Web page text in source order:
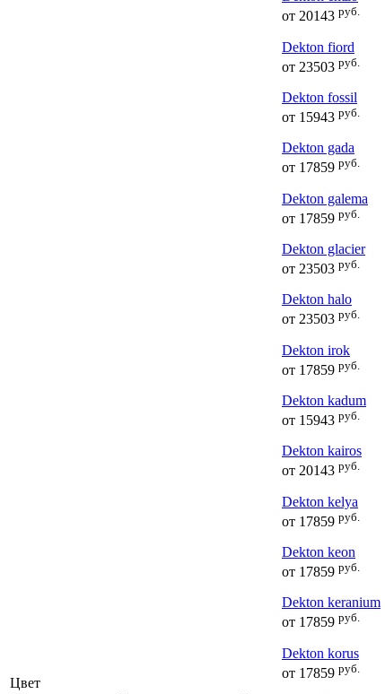
Цвет
от 20143 руб.
Dekton fiord
от 23503 руб.
Dekton fossil
от 15943 руб.
Dekton gada
от 17859 руб.
Dekton galema
от 17859 руб.
Dekton glacier
от 23503 руб.
Dekton halo
от 23503 руб.
Dekton irok
от 17859 руб.
Dekton kadum
от 15943 руб.
Dekton kairos
от 20143 руб.
Dekton kelya
от 17859 руб.
Dekton keon
от 17859 руб.
Dekton keranium
от 17859 руб.
Dekton korus
от 17859 руб.